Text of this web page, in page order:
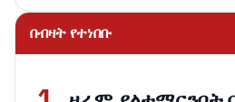
በብዛት የተነበቡ